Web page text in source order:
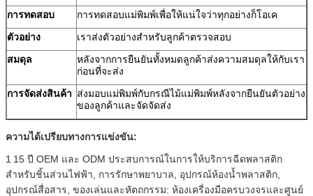
การทดสอบ
การทดสอบแม่พิมพ์เพื่อให้แน่ใจว่าทุกอย่างก็โอเค
ตัวอย่าง
เราส่งตัวอย่างสำหรับลูกค้าตรวจสอบ
สมดุล
หลังจากการยืนยันทั้งหมดลูกค้าส่งความสมดุลให้กับเรา
ก่อนที่จะส่ง
การจัดส่งสินค้า ส่งมอบแม่พิมพ์กับกรณีไม้แม่พิมพ์หลังจากยืนยันตัวอย่าง
ของลูกค้าและจัดจัดส่ง
ความได้เปรียบทางการแข่งขัน:
1 15 ปี OEM และ ODM ประสบการณ์ในการให้บริการฉีดพลาสติก
สำหรับชิ้นส่วนไฟฟ้า, การรักษาพยาบาล, อุปกรณ์ห้องน้ำพลาสติก,
อุปกรณ์สื่อสาร, ของเล่นและหัตถกรรม: ห้องเครื่องมือครบวงจรและศูนย์